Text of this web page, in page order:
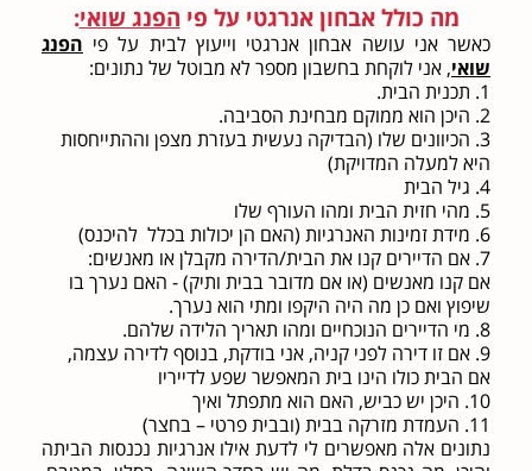
מה כולל אבחון אנרגטי על פי הפנג שואי:
כאשר אני עושה אבחון אנרגטי וייעוץ לבית על פי הפנג
שואי, אני לוקחת בחשבון מספר לא מבוטל של נתונים:
1. תכנית הבית.
2. היכן הוא ממוקם מבחינת הסביבה.
3. הכיוונים שלו (הבדיקה נעשית בעזרת מצפן וההתייחסות
היא למעלה המדויקת)
4. גיל הבית
5. מהי חזית הבית ומהו העורף שלו
6. מידת זמינות האנרגיות (האם הן יכולות בכלל להיכנס)
7. אם הדיירים קנו את הבית/הדירה מקבלן או מאנשים:
אם קנו מאנשים (או אם מדובר בבית ותיק) - האם נערך בו
שיפוץ ואם כן מה היה היקפו ומתי הוא נערך.
8. מי הדיירים הנוכחיים ומהו תאריך הלידה שלהם.
9. אם זו דירה לפני קניה, אני בודקת, בנוסף לדירה עצמה,
אם הבית כולו הינו בית המאפשר שפע לדייריו
10. היכן יש כביש, האם הוא מתפתל ואיך
11. העמדת מזרקה בבית (ובבית פרטי – בחצר)
נתונים אלה מאפשרים לי לדעת אילו אנרגיות נכנסות הביתה